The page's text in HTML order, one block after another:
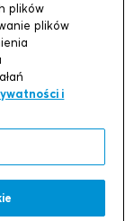
life and assets
plików
plików
i